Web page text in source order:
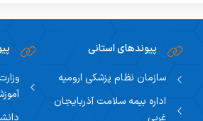
پیوندهای استانی
سازمان نظام پزشکی ارومیه
اداره بیمه سلامت آذربایجان
غربی